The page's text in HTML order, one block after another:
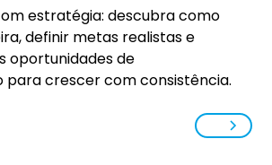
estratégia: descubra como
definir metas realistas e
oportunidades de
para crescer com consistência.